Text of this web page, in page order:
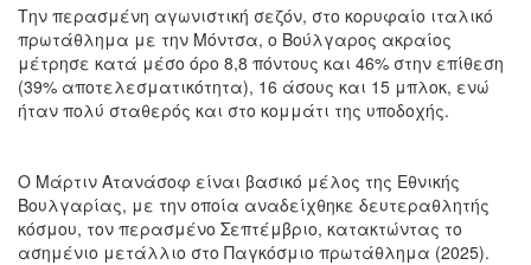
Την περασμένη αγωνιστική σεζόν, στο κορυφαίο ιταλικό
πρωτάθλημα με την Μόντσα, ο Βούλγαρος ακραίος
μέτρησε κατά μέσο όρο 8,8 πόντους και 46% στην επίθεση
(39% αποτελεσματικότητα), 16 άσους και 15 μπλοκ, ενώ
ήταν πολύ σταθερός και στο κομμάτι της υποδοχής.
Ο Μάρτιν Ατανάσοφ είναι βασικό μέλος της Εθνικής
Βουλγαρίας, με την οποία αναδείχθηκε δευτεραθλητής
κόσμου, τον περασμένο Σεπτέμβριο, κατακτώντας το
ασημένιο μετάλλιο στο Παγκόσμιο πρωτάθλημα (2025).